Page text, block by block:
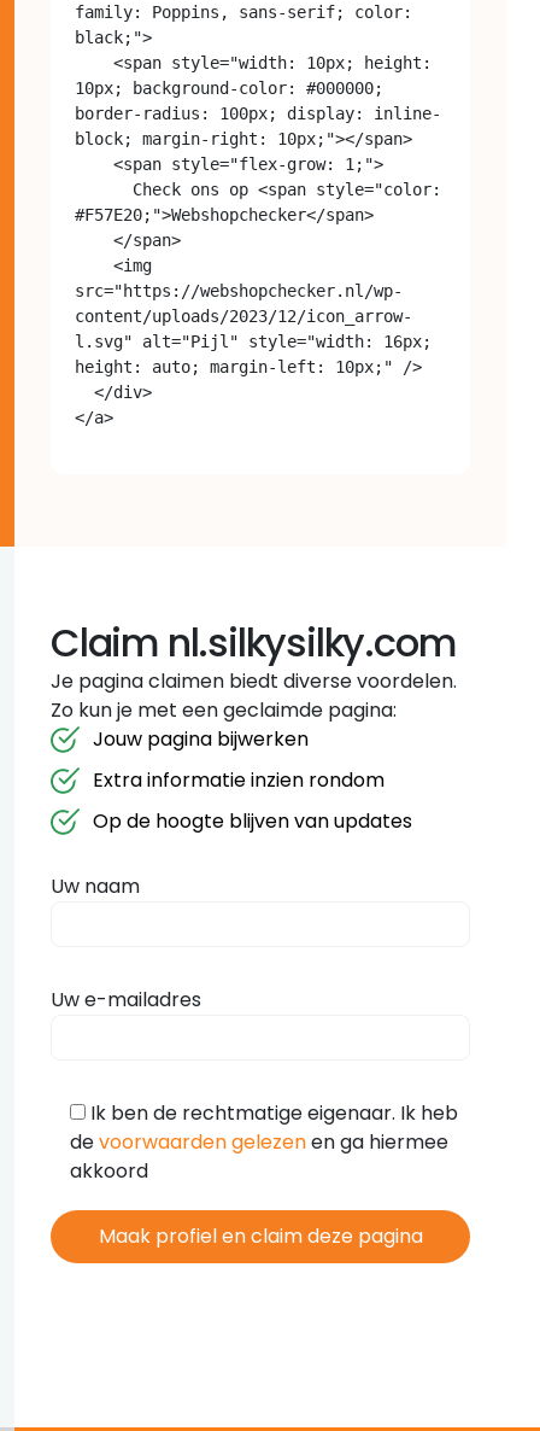
family: Poppins, sans-serif; color:
black;">
10px; background-color: #000000;
border-radius: 100px; display: inline-
block; margin-right: 10px;"></span>
#F57E20;">Webshopchecker</span>
src="https://webshopchecker.nl/wp-
content/uploads/2023/12/icon_arrow-
l.svg" alt="Pijl" style="width: 16px;
height: auto; margin-left: 10px;" />
Claim nl.silkysilky.com
Je pagina claimen biedt diverse voordelen.
Zo kun je met een geclaimde pagina:
Jouw pagina bijwerken
Extra informatie inzien rondom
Op de hoogte blijven van updates
Uw naam
Uw e-mailadres
Ik ben de rechtmatige eigenaar. Ik heb
devoorwaarden gelezenen ga hiermee
akkoord